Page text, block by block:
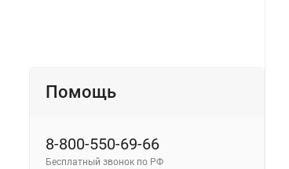
Помощь
8-800-550-69-66
Бесплатный звонок по РФ